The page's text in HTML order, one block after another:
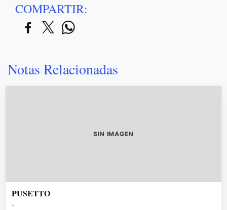
COMPARTIR:
Notas Relacionadas
SIN IMAGEN
PUSETTO
-